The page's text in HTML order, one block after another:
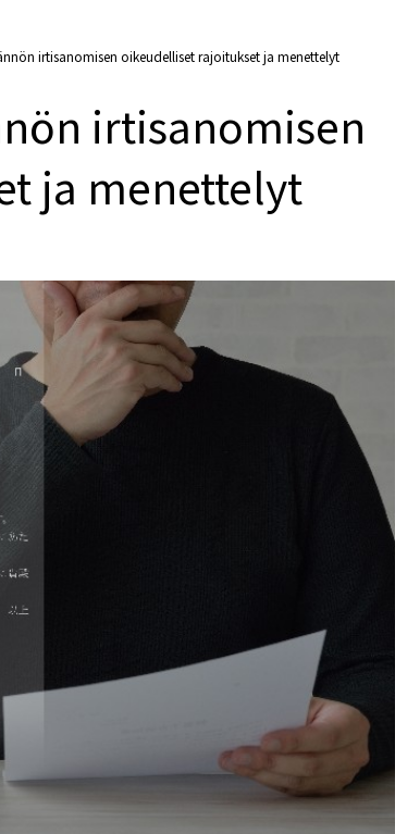
irtisanomisen oikeudelliset rajoitukset ja menettelyt
irtisanomisen
ja menettelyt